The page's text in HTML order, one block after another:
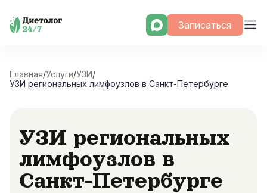
Skip
Записаться
Главная/Услуги/УЗИ/
УЗИ региональных лимфоузлов в Санкт-Петербурге
УЗИ региональных
лимфоузлов в
Санкт-Петербурге